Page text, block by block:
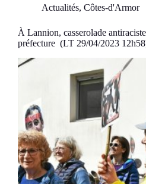
Actualités, Côtes-d'Armor
À Lannion, casserolade
préfecture (LT 29/04/2023